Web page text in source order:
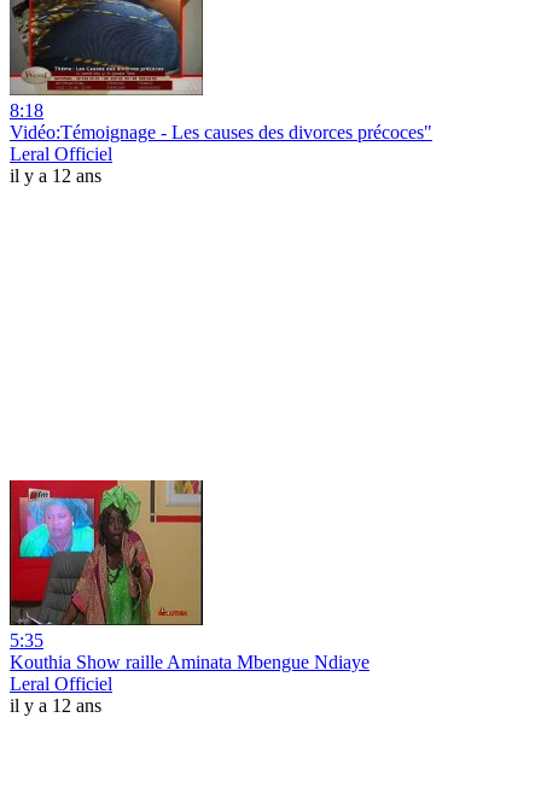
8:18
Vidéo:Témoignage - Les causes des divorces précoces"
Leral Officiel
il y a 12 ans
5:35
Kouthia Show raille Aminata Mbengue Ndiaye
Leral Officiel
il y a 12 ans